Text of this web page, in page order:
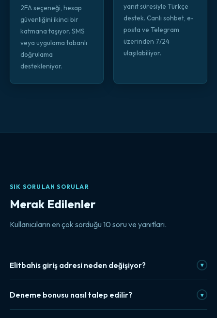
2FA seçeneği, hesap
güvenliğini ikinci bir
katmana taşıyor. SMS
veya uygulama tabanlı
doğrulama
destekleniyor.
yanıt süresiyle Türkçe
destek. Canlı sohbet, e-
posta ve Telegram
üzerinden 7/24
ulaşılabiliyor.
SIK SORULAN SORULAR
Merak Edilenler
Kullanıcıların en çok sorduğu 10 soru ve yanıtları.
Elitbahis giriş adresi neden değişiyor? ▾
olarak yeni alan adları kullanıyor. Bu durum, sitenin kapandığı
anlamına gelmiyor. Güncel erişim bağlantısı bu sayfada her
Deneme bonusu nasıl talep edilir? ▾